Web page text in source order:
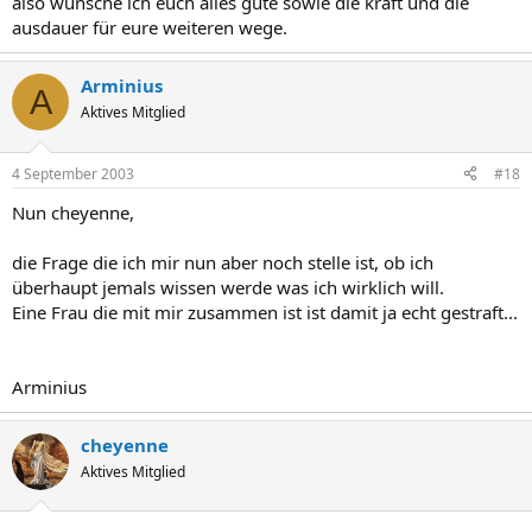
ausdauer für eure weiteren wege.
A Arminius
Aktives Mitglied
4 September 2003 #18
Nun cheyenne,
die Frage die ich mir nun aber noch stelle ist, ob ich
überhaupt jemals wissen werde was ich wirklich will.
Eine Frau die mit mir zusammen ist ist damit ja echt gestraft...
Arminius
cheyenne
Aktives Mitglied